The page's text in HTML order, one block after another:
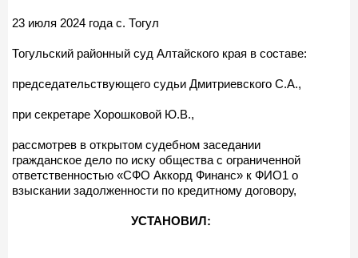
23 июля 2024 года с. Тогул
Тогульский районный суд Алтайского края в составе:
председательствующего судьи Дмитриевского С.А.,
при секретаре Хорошковой Ю.В.,
рассмотрев в открытом судебном заседании
гражданское дело по иску общества с ограниченной
ответственностью «СФО Аккорд Финанс» к ФИО1 о
взыскании задолженности по кредитному договору,
УСТАНОВИЛ: